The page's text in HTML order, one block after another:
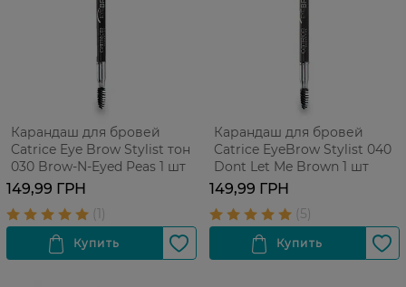
Карандаш для бровей
Catrice Eye Brow Stylist тон
030 Brow-N-Eyed Peas 1 шт
149,99 ГРН
Карандаш для бровей
Catrice EyeBrow Stylist 040
Dont Let Me Brown 1 шт
149,99 ГРН